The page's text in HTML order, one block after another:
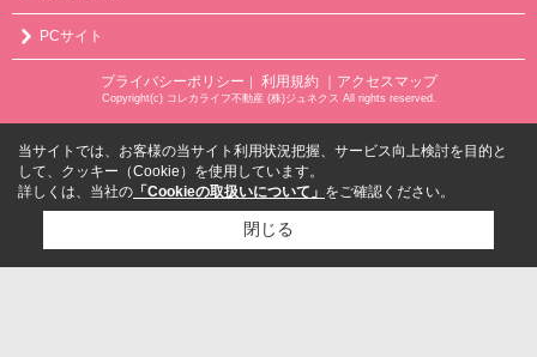
PCサイト
プライバシーポリシー ｜ 利用規約 ｜アクセスマップ
Copyright(c) コレカライフ不動産 (株)ジュネクス All rights reserved.
当サイトでは、お客様の当サイト利用状況把握、サービス向上検討を目的と
して、クッキー（Cookie）を使用しています。
詳しくは、当社の 「Cookieの取扱いについて」 をご確認ください。
閉じる